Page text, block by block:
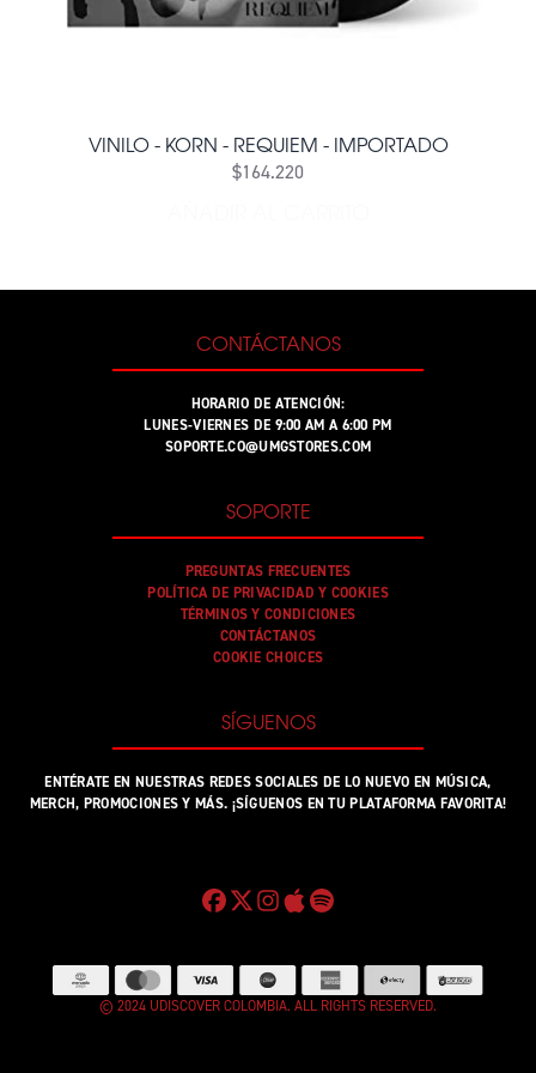
VINILO - KORN - REQUIEM - IMPORTADO
$164.220
CONTÁCTANOS
HORARIO DE ATENCIÓN:
LUNES-VIERNES DE 9:00 AM A 6:00 PM
SOPORTE.CO@UMGSTORES.COM
SOPORTE
PREGUNTAS FRECUENTES
POLÍTICA DE PRIVACIDAD Y COOKIES
TÉRMINOS Y CONDICIONES
CONTÁCTANOS
COOKIE CHOICES
SÍGUENOS
ENTÉRATE EN NUESTRAS REDES SOCIALES DE LO NUEVO EN MÚSICA,
MERCH, PROMOCIONES Y MÁS. ¡SÍGUENOS EN TU PLATAFORMA FAVORITA!
© 2024 UDISCOVER COLOMBIA. ALL RIGHTS RESERVED.